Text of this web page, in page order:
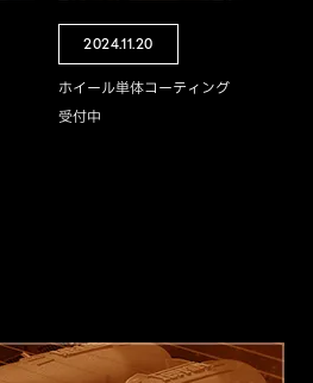
2024.11.20
ホイール単体コーティング
受付中